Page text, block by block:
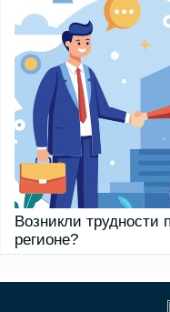
Возникли трудности
регионе?